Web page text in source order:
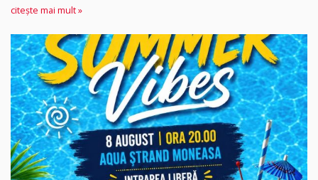
citește mai mult »